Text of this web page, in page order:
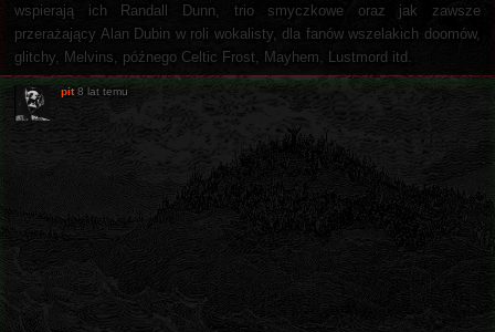
wspierają ich Randall Dunn, trio smyczkowe oraz jak zawsze
przerażający Alan Dubin w roli wokalisty, dla fanów wszelakich doomów,
glitchy, Melvins, późnego Celtic Frost, Mayhem, Lustmord itd.
pit 8 lat temu